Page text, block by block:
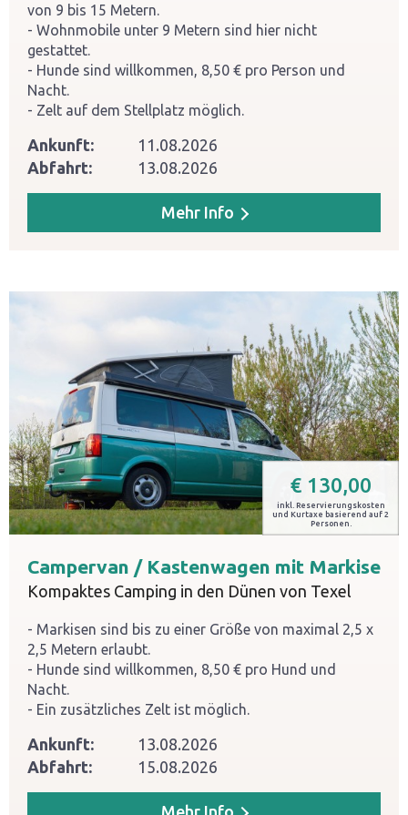
€ 130,00
inkl. Reservierungskosten
und Kurtaxe basierend auf 2
Personen.
Campervan / Kastenwagen mit Markise
Kompaktes Camping in den Dünen von Texel
Markisen sind bis zu einer Größe von maximal 2,5 x
2,5 Metern erlaubt.
Hunde sind willkommen, 8,50 € pro Hund und
Nacht.
Ein zusätzliches Zelt ist möglich.
Ankunft:
13.08.2026
Abfahrt:
15.08.2026
von 9 bis 15 Metern.
Wohnmobile unter 9 Metern sind hier nicht
gestattet.
Hunde sind willkommen, 8,50 € pro Person und
Nacht.
Zelt auf dem Stellplatz möglich.
Ankunft:
11.08.2026
Abfahrt:
13.08.2026
Mehr Info